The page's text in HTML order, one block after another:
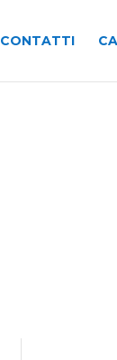
CONTATTI